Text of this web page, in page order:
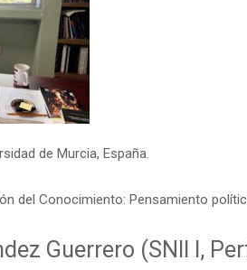
de Murcia, España.
del Conocimiento: Pensamiento
Guerrero (SNII I,